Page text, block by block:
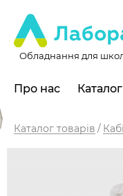
Обладнання для
Про нас
Каталог товарів